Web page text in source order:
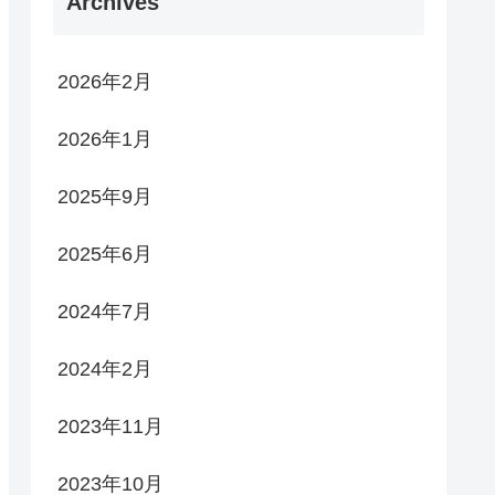
2026年2月
2026年1月
2025年9月
2025年6月
2024年7月
2024年2月
2023年11月
2023年10月